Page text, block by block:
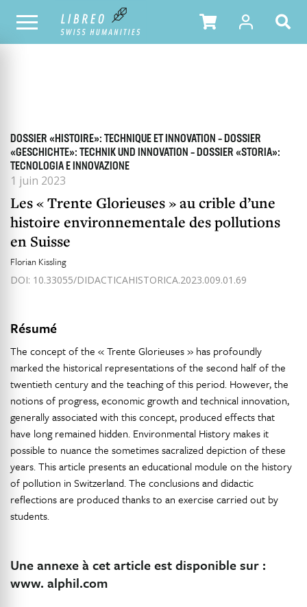
TOUS LES NUMÉROS SOMMAIRE DU NUMÉRO
DOSSIER «HISTOIRE»: TECHNIQUE ET INNOVATION – DOSSIER
«GESCHICHTE»: TECHNIK UND INNOVATION – DOSSIER «STORIA»:
TECNOLOGIA E INNOVAZIONE
1 juin 2023
Les « Trente Glorieuses » au crible d’une
histoire environnementale des pollutions
en Suisse
Florian Kissling
DOI: 10.33055/DIDACTICAHISTORICA.2023.009.01.69
Résumé
The concept of the « Trente Glorieuses » has profoundly
marked the historical representations of the second half of the
twentieth century and the teaching of this period. However, the
notions of progress, economic growth and technical innovation,
generally associated with this concept, produced effects that
have long remained hidden. Environmental History makes it
possible to nuance the sometimes sacralized depiction of these
years. This article presents an educational module on the history
of pollution in Switzerland. The conclusions and didactic
reflections are produced thanks to an exercise carried out by
students.
Une annexe à cet article est disponible sur :
www. alphil.com